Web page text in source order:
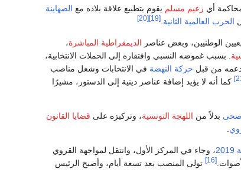
أي زعيم مسلم يقوم بتطبيع علاقة بلاده مع الصهاينة
الحرب العالمية الثانية.
[19]
[20]
الوطنيين، وبعض عناصر الديمقراطية المباشرة،
. بسبب غموضه النسبي وافتقاره إلى الحملات الانتخابية،
من قبل حركة النهضة في الانتخابات وشغل مناصب
كما أنه لا يؤيد إضافة عناصر دينية إلى الدستور، مشيرًا
بدلاً من اللهجة التونسية، وتركيزه على قضايا القانون
.
، وجاء في المركز الأول، وانتقل لمواجهة القروي
[16]
تولى المنصب بعد تسعة أيام، وأصبح الرئيس